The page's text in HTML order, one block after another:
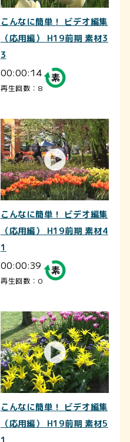
こんなに簡単！ ビデオ編集
（応用編） H19前期 素材3
3
00:00:14
再生回数：8
こんなに簡単！ ビデオ編集
（応用編） H19前期 素材4
1
00:00:39
再生回数：0
こんなに簡単！ ビデオ編集
（応用編） H19前期 素材5